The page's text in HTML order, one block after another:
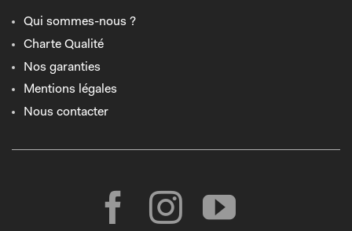
Qui sommes-nous ?
Charte Qualité
Nos garanties
Mentions légales
Nous contacter